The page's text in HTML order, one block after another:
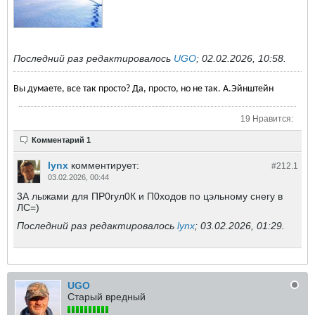
Последний раз редактировалось UGO; 02.02.2026, 10:58.
Вы думаете, все так просто? Да, просто, но не так. А.Эйнштейн
19 Нравится:
Комментарий 1
#212.1
lynx комментирует:
03.02.2026, 00:44
3А лыжами для ПР0гул0К и П0ходов по цэльному снегу в
ЛС=)
Последний раз редактировалось lynx; 03.02.2026, 01:29
UGO
Старый вредный